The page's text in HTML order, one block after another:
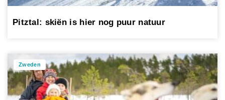
Pitztal: skiën is hier nog puur natuur
Zweden